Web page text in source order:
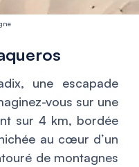
une escapade
vous sur une
sur 4 km, bordée
au cœur d’un
de montagnes